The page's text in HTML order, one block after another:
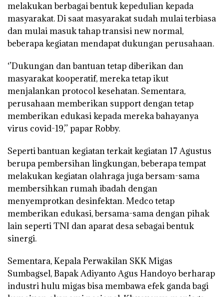
melakukan berbagai bentuk kepedulian kepada
masyarakat. Di saat masyarakat sudah mulai terbiasa
dan mulai masuk tahap transisi new normal,
beberapa kegiatan mendapat dukungan perusahaan.
‘’Dukungan dan bantuan tetap diberikan dan
masyarakat kooperatif, mereka tetap ikut
menjalankan protocol kesehatan. Sementara,
perusahaan memberikan support dengan tetap
memberikan edukasi kepada mereka bahayanya
virus covid-19,’’ papar Robby.
Seperti bantuan kegiatan terkait kegiatan 17 Agustus
berupa pembersihan lingkungan, beberapa tempat
melakukan kegiatan olahraga juga bersam-sama
membersihkan rumah ibadah dengan
menyemprotkan desinfektan. Medco tetap
memberikan edukasi, bersama-sama dengan pihak
lain seperti TNI dan aparat desa sebagai bentuk
sinergi.
Sementara, Kepala Perwakilan SKK Migas
Sumbagsel, Bapak Adiyanto Agus Handoyo berharap
industri hulu migas bisa membawa efek ganda bagi